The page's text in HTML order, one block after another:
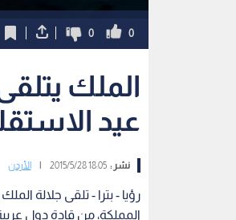
0
0
الملك
عيد
نشر :18:05 2015/5/28 الأردن
رؤيا - بترا - تلقى جلالة
المملكة، من قادة دول